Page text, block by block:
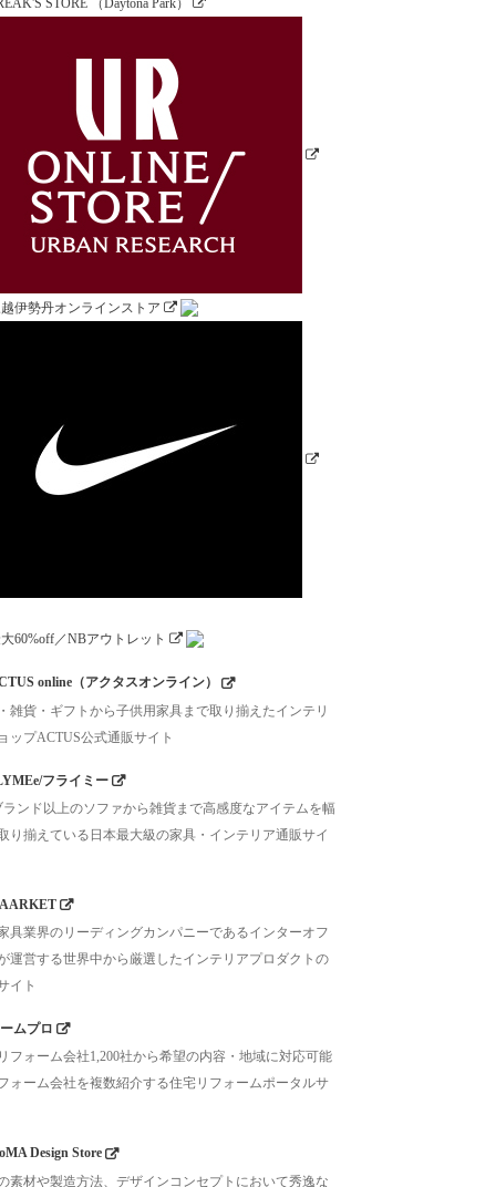
online（アクタスオンライン）
雑貨・ギフトから子供用家具まで取り揃えたインテリ
ップACTUS公式通販サイト
フライミー
ランド以上のソファから雑貨まで高感度なアイテムを幅
り揃えている日本最大級の家具・インテリア通販サイ
具業界のリーディングカンパニーであるインターオフ
運営する世界中から厳選したインテリアプロダクトの
イト
ムプロ
フォーム会社1,200社から希望の内容・地域に対応可能
ォーム会社を複数紹介する住宅リフォームポータルサ
Design Store
素材や製造方法、デザインコンセプトにおいて秀逸な